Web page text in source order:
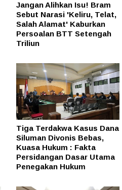
Jangan Alihkan Isu! Bram
Sebut Narasi 'Keliru, Telat,
Salah Alamat' Kaburkan
Persoalan BTT Setengah
Triliun
Tiga Terdakwa Kasus Dana
Siluman Divonis Bebas,
Kuasa Hukum : Fakta
Persidangan Dasar Utama
Penegakan Hukum